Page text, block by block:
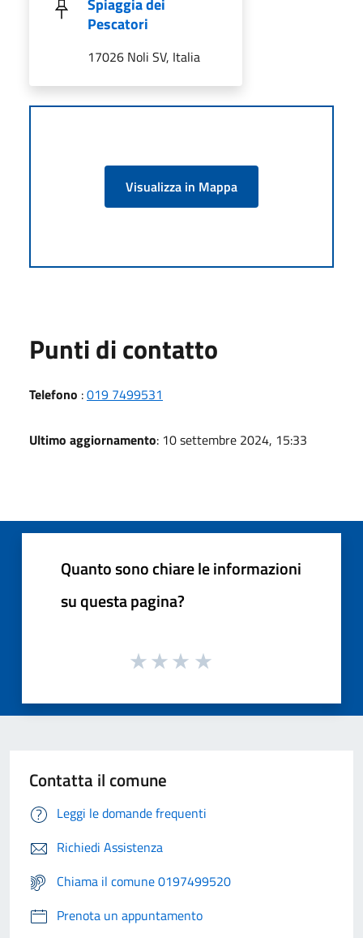
Spiaggia dei
Pescatori
17026 Noli SV, Italia
Visualizza in Mappa
Punti di contatto
Telefono :019 7499531
Ultimo aggiornamento: 10 settembre 2024, 15:33
Quanto sono chiare le informazioni
su questa pagina?
Contatta il comune
Leggi le domande frequenti
Richiedi Assistenza
Chiama il comune 0197499520
Prenota un appuntamento